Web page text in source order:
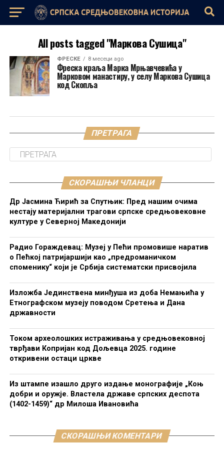
All posts tagged "Маркова Сушица"
ФРЕСКЕ 8 месеци ago
Фреска краља Марка Мрњавчевића у
Марковом манастиру, у селу Маркова Сушица
код Скопља
ПРЕТРАГА
СКОРАШЊИ ЧЛАНЦИ
Др Јасмина Ћирић за Спутњик: Пред нашим очима
нестају материјални трагови српске средњовековне
културе у Северној Македонији
Радио Гораждевац: Музеј у Пећи промовише наратив
о Пећкој патријаршији као „предроманичком
споменику“ који је Србија систематски присвојила
Изложба Јединствена минђуша из доба Немањића у
Етнографском музеју поводом Сретења и Дана
државности
Током археолошких истраживања у средњовековној
тврђави Копријан код Дољевца 2025. године
откривени остаци цркве
Из штампе изашло друго издање монографије „Коњ
добри и оружје. Властела државе српских деспота
(1402-1459)“ др Милоша Ивановића
СКОРАШЊИ КОМЕНТАРИ